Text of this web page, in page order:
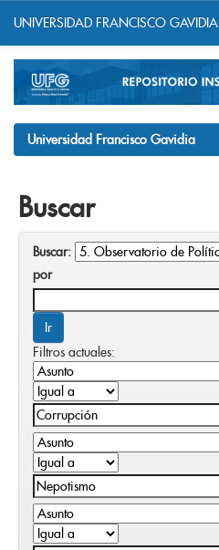
navigation
UNIVERSIDAD FRANCISCO GAVIDIA
Universidad Francisco Gavidia
Buscar
Buscar:
por
Filtros actuales: